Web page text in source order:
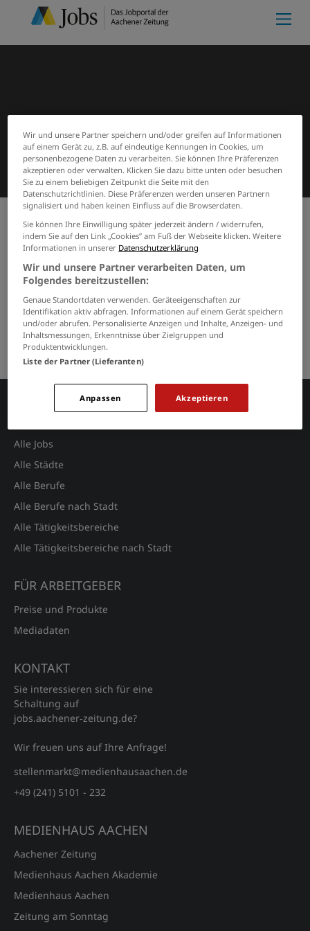
Start Suchergebnisse Meine Merkliste
Jobs von freie-schule-
erzgebirgsblick
GRENZEN SIE IHRE SUCHE EIN
Keine Suchergebnisse gefunden.
Alle Jobs
Alle Städte
Alle Berufe
Alle Berufe nach Stadt
Alle Tätigkeitsbereiche
Alle Tätigkeitsbereiche nach Stadt
FÜR ARBEITGEBER
Preise und Produkte
Mediadaten
KONTAKT
Sie interessieren sich für eine
Schaltung auf
jobs.aachener‑zeitung.de?
Wir freuen uns auf Ihre Anfrage!
stellenmarkt@medienhausaachen.de
+49 (241) 5101 - 232
MEDIENHAUS AACHEN
Aachener Zeitung
Medienhaus Aachen Akademie
Medienhaus Aachen
Zeitung am Sonntag
Wir und unsere Partner speichern und/oder greifen auf Informationen
auf einem Gerät zu, z.B. auf eindeutige Kennungen in Cookies, um
personenbezogene Daten zu verarbeiten. Sie können Ihre Präferenzen
akzeptieren oder verwalten. Klicken Sie dazu bitte unten oder besuchen
Sie zu einem beliebigen Zeitpunkt die Seite mit den
Datenschutzrichtlinien. Diese Präferenzen werden unseren Partnern
signalisiert und haben keinen Einfluss auf die Browserdaten.
Sie können Ihre Einwilligung später jederzeit ändern / widerrufen,
indem Sie auf den Link „Cookies” am Fuß der Webseite klicken. Weitere
Informationen in unserer Datenschutzerklärung
Wir und unsere Partner verarbeiten Daten, um
Folgendes bereitzustellen:
Genaue Standortdaten verwenden. Geräteeigenschaften zur
Identifikation aktiv abfragen. Informationen auf einem Gerät speichern
und/oder abrufen. Personalisierte Anzeigen und Inhalte, Anzeigen- und
Inhaltsmessungen, Erkenntnisse über Zielgruppen und
Produktentwicklungen.
Liste der Partner (Lieferanten)
Akzeptieren
Anpassen